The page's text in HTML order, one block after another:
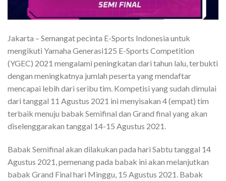
Jakarta – Semangat pecinta E-Sports Indonesia untuk
mengikuti Yamaha Generasi125 E-Sports Competition
(YGEC) 2021 mengalami peningkatan dari tahun lalu, terbukti
dengan meningkatnya jumlah peserta yang mendaftar
mencapai lebih dari seribu tim. Kompetisi yang sudah dimulai
dari tanggal 11 Agustus 2021 ini menyisakan 4 (empat) tim
terbaik menuju babak Semifinal dan Grand final yang akan
diselenggarakan tanggal 14-15 Agustus 2021.
Babak Semifinal akan dilakukan pada hari Sabtu tanggal 14
Agustus 2021, pemenang pada babak ini akan melanjutkan
babak Grand Final hari Minggu, 15 Agustus 2021. Babak